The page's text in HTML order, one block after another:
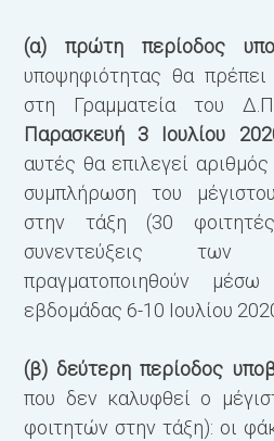
(α) πρώτη περίοδος
υποψηφιότητας θα
στη Γραμματεία του
Παρασκευή 3 Ιουλίου
αυτές θα επιλεγεί
συμπλήρωση του
στην τάξη (30
συνεντεύξεις
πραγματοποιηθούν
εβδομάδας 6-10 Ιουλίου
(β) δεύτερη περίοδος
που δεν καλυφθεί ο
φοιτητών στην τάξη): οι